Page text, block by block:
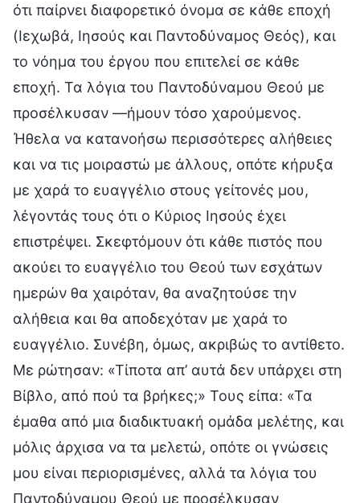
ότι παίρνει διαφορετικό όνομα σε κάθε εποχή
(Ιεχωβά, Ιησούς και Παντοδύναμος Θεός), και
το νόημα του έργου που επιτελεί σε κάθε
εποχή. Τα λόγια του Παντοδύναμου Θεού με
προσέλκυσαν —ήμουν τόσο χαρούμενος.
Ήθελα να κατανοήσω περισσότερες αλήθειες
και να τις μοιραστώ με άλλους, οπότε κήρυξα
με χαρά το ευαγγέλιο στους γείτονές μου,
λέγοντάς τους ότι ο Κύριος Ιησούς έχει
επιστρέψει. Σκεφτόμουν ότι κάθε πιστός που
ακούει το ευαγγέλιο του Θεού των εσχάτων
ημερών θα χαιρόταν, θα αναζητούσε την
αλήθεια και θα αποδεχόταν με χαρά το
ευαγγέλιο. Συνέβη, όμως, ακριβώς το αντίθετο.
Με ρώτησαν: «Τίποτα απ’ αυτά δεν υπάρχει στη
Βίβλο, από πού τα βρήκες;» Τους είπα: «Τα
έμαθα από μια διαδικτυακή ομάδα μελέτης, και
μόλις άρχισα να τα μελετώ, οπότε οι γνώσεις
μου είναι περιορισμένες, αλλά τα λόγια του
Παντοδύναμου Θεού με προσέλκυσαν